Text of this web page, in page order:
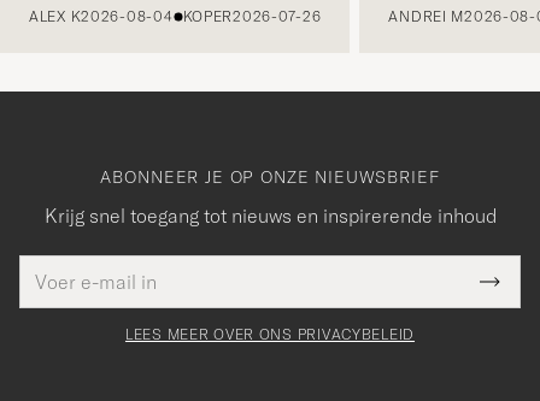
ALEX K2026-08-04 KOPER2026-07-26 ANDREI M2026-08-
ABONNEER JE OP ONZE NIEUWSBRIEF
Krijg snel toegang tot nieuws en inspirerende inhoud
mailadres
veldBedankt
voor
LEES MEER OVER ONS PRIVACYBELEID